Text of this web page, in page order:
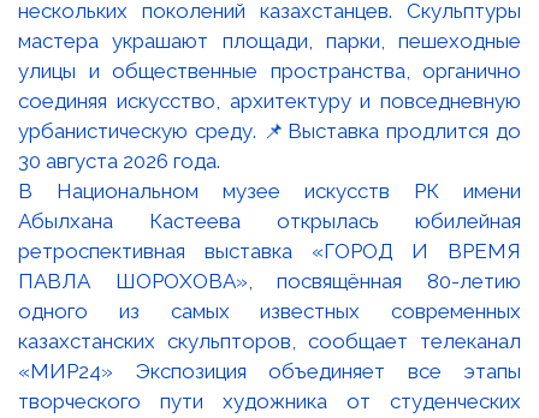
В Национальном музее искусств РК имени
Абылхана Кастеева открылась юбилейная
ретроспективная выставка «ГОРОД И ВРЕМЯ
ПАВЛА ШОРОХОВА», посвящённая 80-летию
одного из самых известных современных
казахстанских скульпторов, сообщает телеканал
«МИР24» Экспозиция объединяет все этапы
творческого пути художника от студенческих